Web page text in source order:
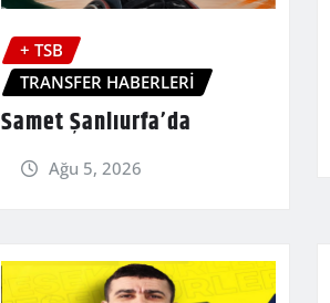
+ TSB
TRANSFER HABERLERİ
Samet Şanlıurfa’da
Ağu 5, 2026